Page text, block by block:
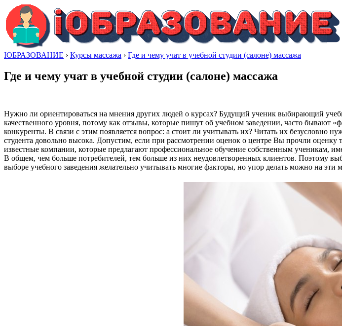
IОБРАЗОВАНИЕ › Курсы массажа › Где и чему учат в учебной студии (салоне) массажа
Где и чему учат в учебной студии (салоне) массажа
Нужно ли ориентироваться на мнения других людей о курсах? Будущий ученик выбирающий
качественного уровня, потому как отзывы, которые пишут об учебном заведении, часто
конкуренты. В связи с этим появляется вопрос: а стоит ли учитывать их? Читать их безусловно
студента довольно высока. Допустим, если при рассмотрении оценок о центре Вы прочли
известные компании, которые предлагают профессиональное обучение собственным ученикам,
В общем, чем больше потребителей, тем больше из них неудовлетворенных клиентов. Поэтому
выборе учебного заведения желательно учитывать многие факторы, но упор делать можно на эти